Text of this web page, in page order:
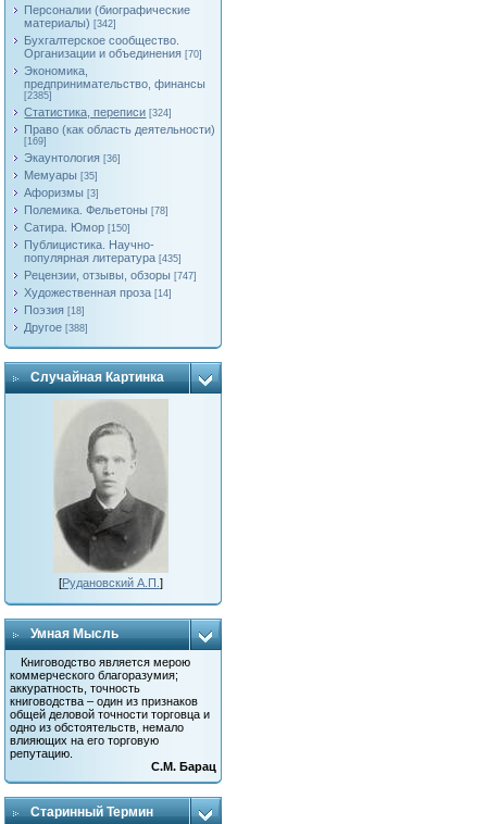
Персоналии (биографические
материалы) [342]
Бухгалтерское сообщество.
Организации и объединения [70]
Экономика,
предпринимательство, финансы
[2385]
Статистика, переписи [324]
Право (как область деятельности)
[169]
Экаунтология [36]
Мемуары [35]
Афоризмы [3]
Полемика. Фельетоны [78]
Сатира. Юмор [150]
Публицистика. Научно-
популярная литература [435]
Рецензии, отзывы, обзоры [747]
Художественная проза [14]
Поэзия [18]
Другое [388]
Случайная Картинка
[Рудановский А.П. ]
Умная Мысль
Книговодство является мерою
коммерческого благоразумия;
аккуратность, точность
книговодства – один из признаков
общей деловой точности торговца и
одно из обстоятельств, немало
влияющих на его торговую
репутацию.
С.М. Барац
Старинный Термин